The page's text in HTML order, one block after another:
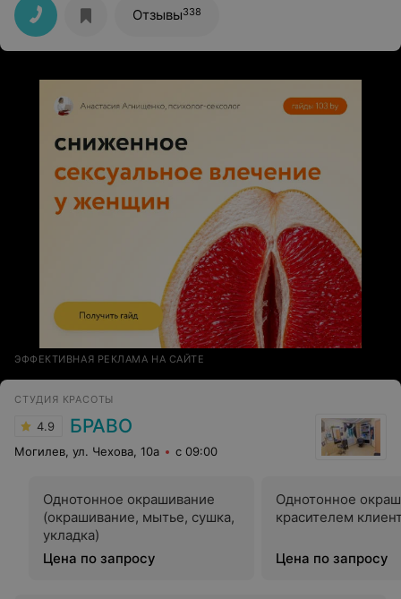
Отзывы338
ЭФФЕКТИВНАЯ РЕКЛАМА НА САЙТЕ
СТУДИЯ КРАСОТЫ
4.9 БРАВО
Могилев, ул. Чехова, 10а с 09:00
Однотонное окрашивание
(окрашивание, мытье, сушка,
укладка)
Цена по запросу
Однотонное
красителем
Цена по запросу